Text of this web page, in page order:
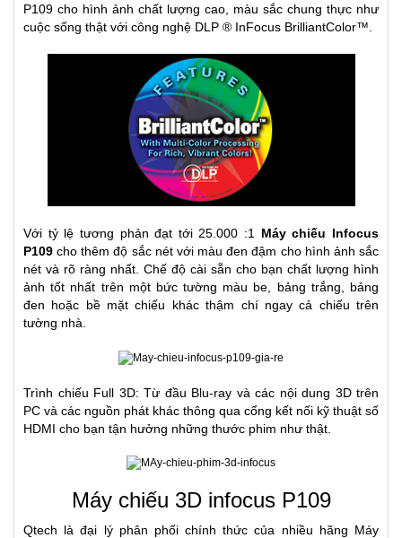
P109 cho hình ảnh chất lượng cao, màu sắc chung thực như
cuộc sống thật với công nghệ DLP ® InFocus BrilliantColor™.
Với tỷ lệ tương phản đạt tới 25.000 :1 Máy chiếu Infocus
P109 cho thêm độ sắc nét với màu đen đậm cho hình ảnh sắc
nét và rõ ràng nhất. Chế độ cài sẵn cho bạn chất lượng hình
ảnh tốt nhất trên một bức tường màu be, bảng trắng, bảng
đen hoặc bề mặt chiếu khác thậm chí ngay cả chiếu trên
tường nhà.
Trình chiếu Full 3D: Từ đầu Blu-ray và các nội dung 3D trên
PC và các nguồn phát khác thông qua cổng kết nối kỹ thuật số
HDMI cho bạn tận hưởng những thước phim như thật.
Máy chiếu 3D infocus P109
Qtech là đại lý phân phối chính thức của nhiều hãng Máy